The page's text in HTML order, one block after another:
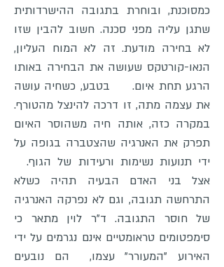
כמסוכנת, ובוחרת בתגובה ההישרדותית
שתגן עליה מפני סכנה. חשוב להבין שזו
לא בחירה מודעת. זה לא המוח העליון,
הנאו-קורטקס שעושה את הבחירה באותו
הרגע תחת איום. בטבע, כשחיה עושה
את עצמה מתה, זו דרכה להינצל מהטורף.
במקרה כזה, אותה חיה משהוסר האיום
תפרק את האנרגיה שהצטברה בגופה על
ידי תנועות נשימות ורעידות של הגוף.
אצל בני האדם הבעיה תהיה כשלא
התרחשה תגובה, וגם לא נפרקה האנרגיה
של חוסר התגובה. ד"ר לוין מתאר כי
סימפטומים טראומטיים אינם נגרמים על ידי
האירוע "המעורר" עצמו, הם נובעים